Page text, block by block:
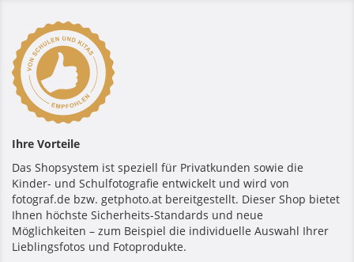
Ihre Vorteile
Das Shopsystem ist speziell für Privatkunden sowie die
Kinder- und Schulfotografie entwickelt und wird von
fotograf.de bzw. getphoto.at bereitgestellt. Dieser Shop bietet
Ihnen höchste Sicherheits-Standards und neue
Möglichkeiten – zum Beispiel die individuelle Auswahl Ihrer
Lieblingsfotos und Fotoprodukte.